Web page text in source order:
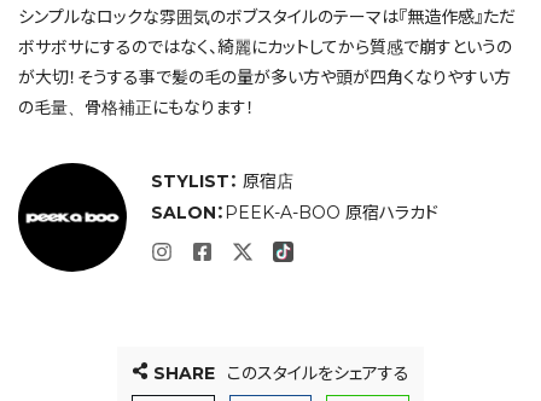
STYLIST： 原宿店
SALON： PEEK-A-BOO 原宿ハラカド
シンプルなロックな雰囲気のボブスタイルのテーマは『無造作感』ただ
ボサボサにするのではなく、綺麗にカットしてから質感で崩すというの
が大切！そうする事で髪の毛の量が多い方や頭が四角くなりやすい方
の毛量、骨格補正にもなります！
SHARE このスタイルをシェアする